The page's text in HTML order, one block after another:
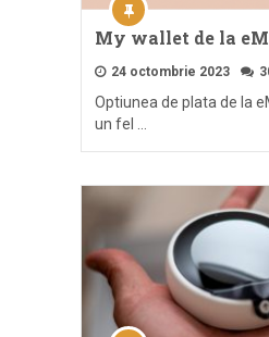
My wallet de la
24 octombrie 2023
Optiunea de plata de la
un fel …